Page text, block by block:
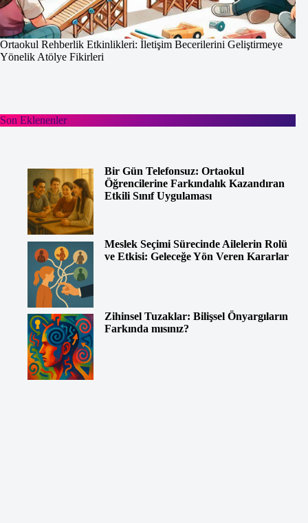
Ortaokul Rehberlik Etkinlikleri: İletişim Becerilerini Geliştirmeye
Yönelik Atölye Fikirleri
Son Eklenenler
Bir Gün Telefonsuz: Ortaokul
Öğrencilerine Farkındalık Kazandıran
Etkili Sınıf Uygulaması
Meslek Seçimi Sürecinde Ailelerin Rolü
ve Etkisi: Geleceğe Yön Veren Kararlar
Zihinsel Tuzaklar: Bilişsel Önyargıların
Farkında mısınız?